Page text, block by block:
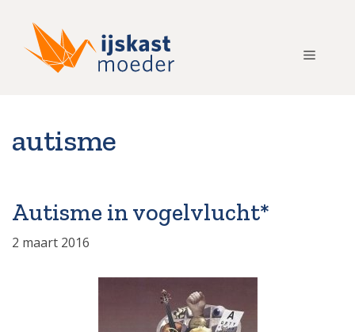
Menu
autisme
Autisme in vogelvlucht*
2 maart 2016